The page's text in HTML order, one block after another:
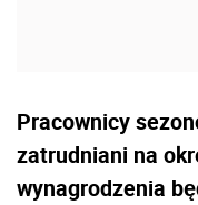
Pracownicy
zatrudniani na
wynagrodzenia